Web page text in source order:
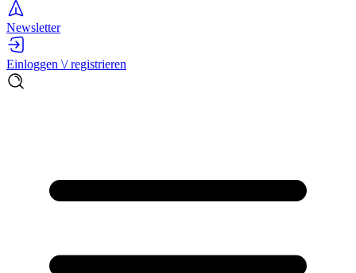
Newsletter
Einloggen \/ registrieren